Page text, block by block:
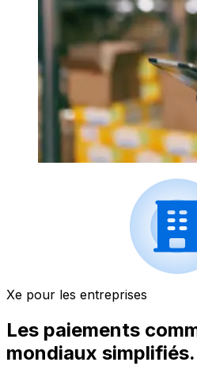
Xe pour les entreprises
Les paiements
mondiaux simplifiés.